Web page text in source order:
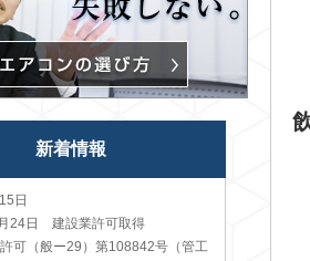
新着情報
日
24日 建設業許可取得
可（般ー29）第108842号（管工